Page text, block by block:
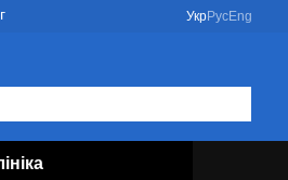
УкрРусEng